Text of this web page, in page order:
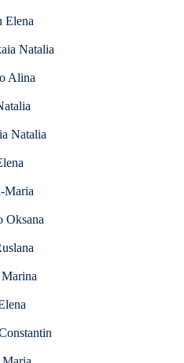
Elena
Natalia
Alina
Natalia
Maria
Oksana